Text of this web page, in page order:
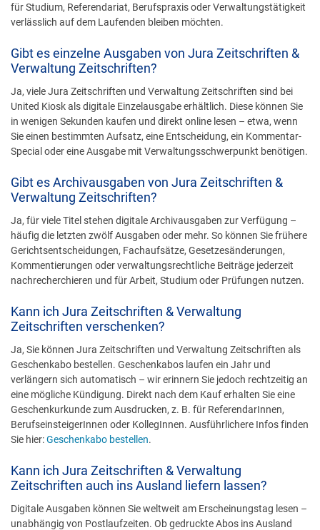
für Studium, Referendariat, Berufspraxis oder Verwaltungstätigkeit
verlässlich auf dem Laufenden bleiben möchten.
Gibt es einzelne Ausgaben von Jura Zeitschriften &
Verwaltung Zeitschriften?
Ja, viele Jura Zeitschriften und Verwaltung Zeitschriften sind bei
United Kiosk als digitale Einzelausgabe erhältlich. Diese können Sie
in wenigen Sekunden kaufen und direkt online lesen – etwa, wenn
Sie einen bestimmten Aufsatz, eine Entscheidung, ein Kommentar-
Special oder eine Ausgabe mit Verwaltungsschwerpunkt benötigen.
Gibt es Archivausgaben von Jura Zeitschriften &
Verwaltung Zeitschriften?
Ja, für viele Titel stehen digitale Archivausgaben zur Verfügung –
häufig die letzten zwölf Ausgaben oder mehr. So können Sie frühere
Gerichtsentscheidungen, Fachaufsätze, Gesetzesänderungen,
Kommentierungen oder verwaltungsrechtliche Beiträge jederzeit
nachrecherchieren und für Arbeit, Studium oder Prüfungen nutzen.
Kann ich Jura Zeitschriften & Verwaltung
Zeitschriften verschenken?
Ja, Sie können Jura Zeitschriften und Verwaltung Zeitschriften als
Geschenkabo bestellen. Geschenkabos laufen ein Jahr und
verlängern sich automatisch – wir erinnern Sie jedoch rechtzeitig an
eine mögliche Kündigung. Direkt nach dem Kauf erhalten Sie eine
Geschenkurkunde zum Ausdrucken, z. B. für ReferendarInnen,
BerufseinsteigerInnen oder KollegInnen. Ausführlichere Infos finden
Sie hier:Geschenkabo bestellen.
Kann ich Jura Zeitschriften & Verwaltung
Zeitschriften auch ins Ausland liefern lassen?
Digitale Ausgaben können Sie weltweit am Erscheinungstag lesen –
unabhängig von Postlaufzeiten. Ob gedruckte Abos ins Ausland